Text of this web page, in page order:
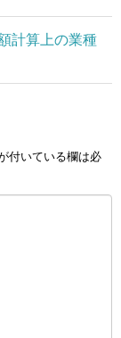
計算上の業種
付いている欄は必